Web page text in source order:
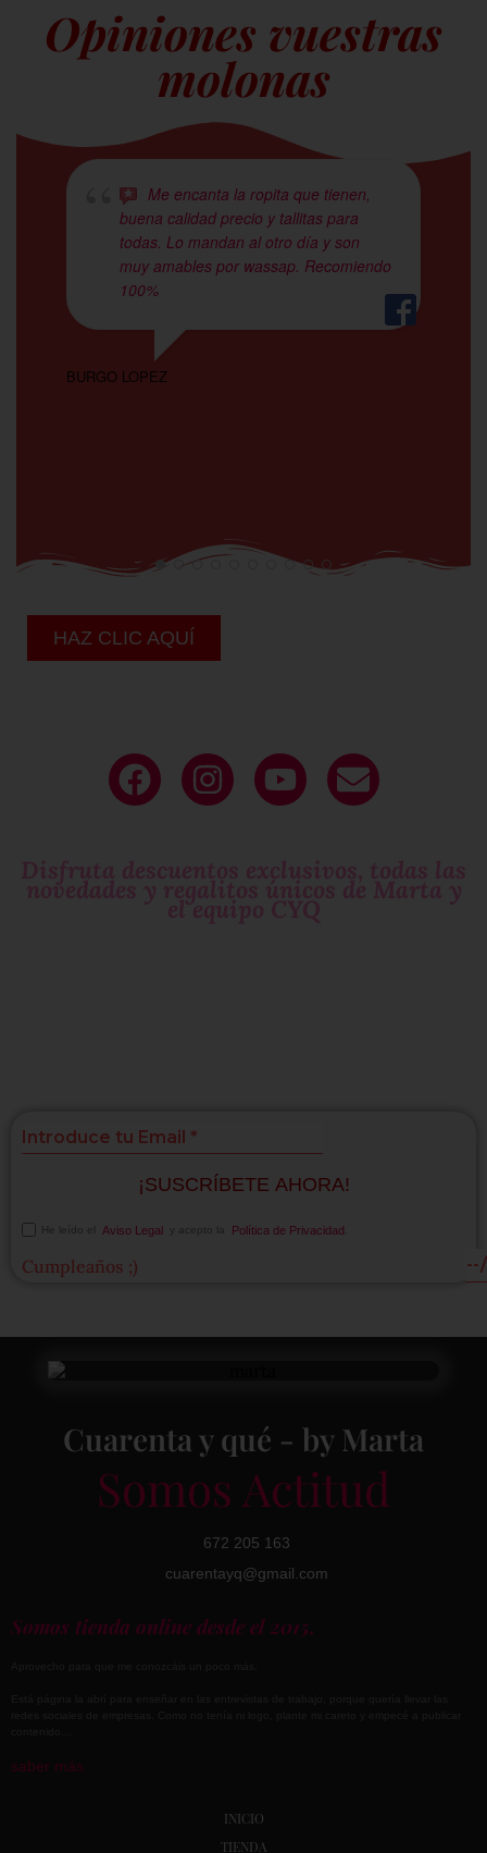
Opiniones vuestras
molonas
Me encanta la ropita que tienen,
buena calidad precio y tallitas para
todas. Lo mandan al otro día y son
muy amables por wassap. Recomiendo
100%
BURGO LOPEZ
HAZ CLIC AQUÍ
Disfruta descuentos exclusivos, todas las
novedades y regalitos únicos de Marta y
el equipo CYQ
¡SUSCRÍBETE AHORA!
He leído el Aviso Legal y acepto la Política de Privacidad
Cumpleaños ;)
Cuarenta y qué - by Marta
Somos Actitud
672 205 163
cuarentayq@gmail.com
Somos tienda online desde el 2015.
saber más
INICIO
TIENDA